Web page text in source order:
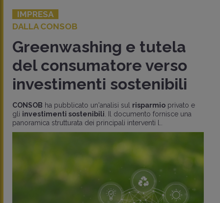
IMPRESA
DALLA CONSOB
Greenwashing e tutela
del consumatore verso
investimenti sostenibili
CONSOB ha pubblicato un'analisi sul risparmio privato e
gli investimenti sostenibili . Il documento fornisce una
panoramica strutturata dei principali interventi l..